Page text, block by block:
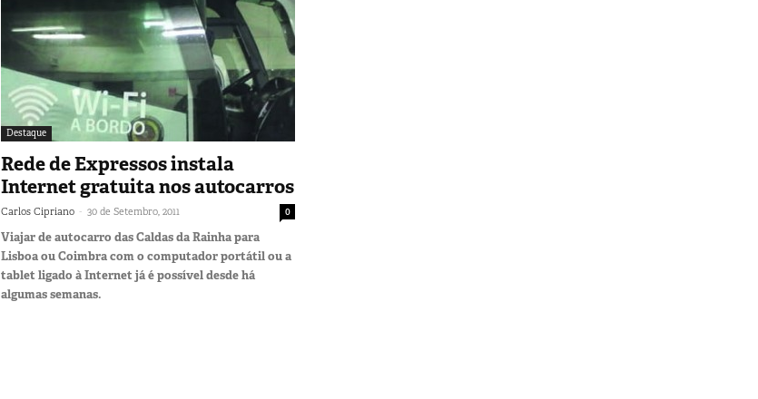
Destaque
Rede de Expressos instala
Internet gratuita nos autocarros
Carlos Cipriano - 30 de Setembro, 2011 0
Viajar de autocarro das Caldas da Rainha para
Lisboa ou Coimbra com o computador portátil ou a
tablet ligado à Internet já é possível desde há
algumas semanas.